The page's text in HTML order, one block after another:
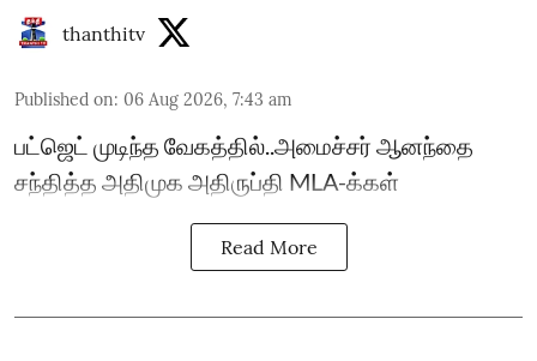
thanthitv
Published on: 06 Aug 2026, 7:43 am
பட்ஜெட் முடிந்த வேகத்தில்..அமைச்சர் ஆனந்தை
சந்தித்த அதிமுக அதிருப்தி MLA-க்கள்
Read More